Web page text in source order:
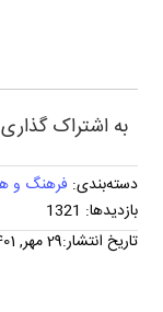
به اشتراک گذاری
دسته‌بندی: فرهنگ و
بازدیدها: 1321
تاریخ انتشار:29 مهر, 1401